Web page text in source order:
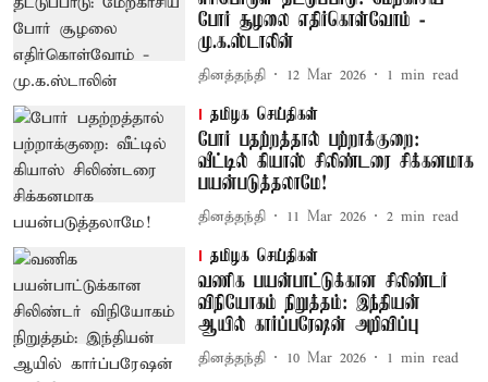
போர் சூழலை எதிர்கொள்வோம் -
மு.க.ஸ்டாலின்
தினத்தந்தி 12 Mar 2026 1 min read
தமிழக செய்திகள்
போர் பதற்றத்தால் பற்றாக்குறை:
வீட்டில் கியாஸ் சிலிண்டரை சிக்கனமாக
பயன்படுத்தலாமே!
தினத்தந்தி 11 Mar 2026 2 min read
தமிழக செய்திகள்
வணிக பயன்பாட்டுக்கான சிலிண்டர்
விநியோகம் நிறுத்தம்: இந்தியன்
ஆயில் கார்ப்பரேஷன் அறிவிப்பு
தினத்தந்தி 10 Mar 2026 1 min read